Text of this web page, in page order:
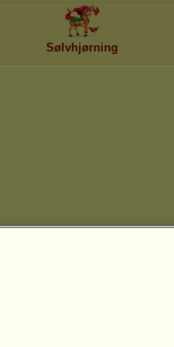
Sølvhjørning